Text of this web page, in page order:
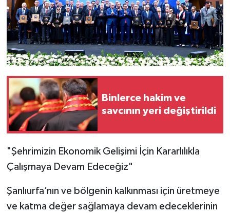
Binlerce hakim ve
savcının yeri değiştirildi
"Şehrimizin Ekonomik Gelişimi İçin Kararlılıkla
Çalışmaya Devam Edeceğiz"
Şanlıurfa’nın ve bölgenin kalkınması için üretmeye
ve katma değer sağlamaya devam edeceklerinin